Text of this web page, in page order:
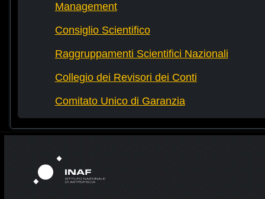
Management
Consiglio Scientifico
Raggruppamenti Scientifici Nazionali
Collegio dei Revisori dei Conti
Comitato Unico di Garanzia